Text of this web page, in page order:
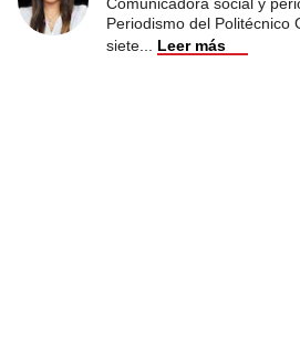
Periodismo del Politécnico
siete
Leer más